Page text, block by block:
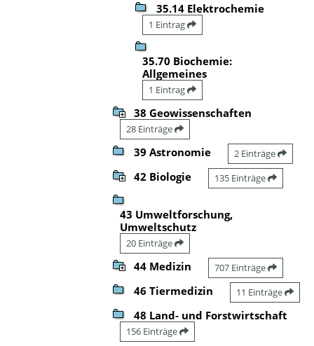
35.14 Elektrochemie
1 Eintrag
35.70 Biochemie:
Allgemeines
1 Eintrag
38 Geowissenschaften
28 Einträge
39 Astronomie 2 Einträge
42 Biologie 135 Einträge
43 Umweltforschung,
Umweltschutz
20 Einträge
44 Medizin 707 Einträge
46 Tiermedizin 11 Einträge
48 Land- und Forstwirtschaft
156 Einträge